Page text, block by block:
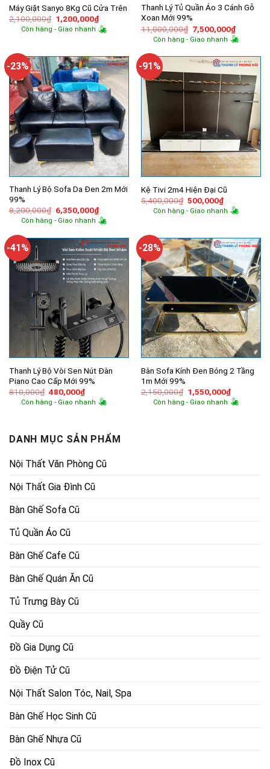
Máy Giặt Sanyo 8Kg Cũ Cửa Trên
2,100,000₫ Giá
gốc
là:
1,200,000₫Giá
hiện
tại
Còn hàng - Giao nhanh
Thanh Lý Tủ Quần Áo 3 Cánh Gỗ
Xoan Mới 99%
11,000,000₫ Giá
gốc
là:
7,500,000₫Giá
hiện
tại
Còn hàng - Giao nhanh
-23%
Thanh Lý Bộ Sofa Da Đen 2m Mới
99%
8,200,000₫ Giá
gốc
là:
6,350,000₫Giá
hiện
tại
6,350,000₫.
Còn hàng - Giao nhanh
-91%
Kệ Tivi 2m4 Hiện Đại Cũ
5,400,000₫ Giá
gốc
là:
500,000₫Giá
hiện
tại
Còn hàng - Giao nhanh
-41%
Thanh Lý Bộ Vòi Sen Nút Đàn
Piano Cao Cấp Mới 99%
810,000₫ Giá
gốc
là:
480,000₫Giá
hiện
tại
Còn hàng - Giao nhanh
-28%
Bàn Sofa Kính Đen Bóng 2 Tầng
1m Mới 99%
2,150,000₫ Giá
gốc
là:
1,550,000₫Giá
hiện
tại
Còn hàng - Giao nhanh
DANH MỤC SẢN PHẨM
Nội Thất Văn Phòng Cũ
Nội Thất Gia Đình Cũ
Bàn Ghế Sofa Cũ
Tủ Quần Áo Cũ
Bàn Ghế Cafe Cũ
Bàn Ghế Quán Ăn Cũ
Tủ Trưng Bày Cũ
Quầy Cũ
Đồ Gia Dụng Cũ
Đồ Điện Tử Cũ
Nội Thất Salon Tóc, Nail, Spa
Bàn Ghế Học Sinh Cũ
Bàn Ghế Nhựa Cũ
Đồ Inox Cũ